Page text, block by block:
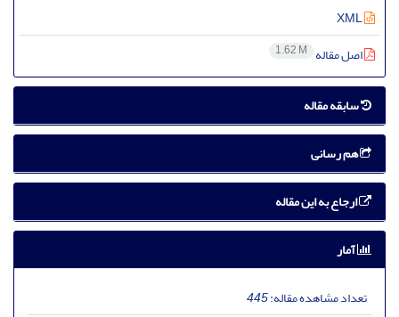
اصل مقاله 1.62 M
سابقه مقاله
هم رسانی
ارجاع به این مقاله
آمار
تعداد مشاهده مقاله:445